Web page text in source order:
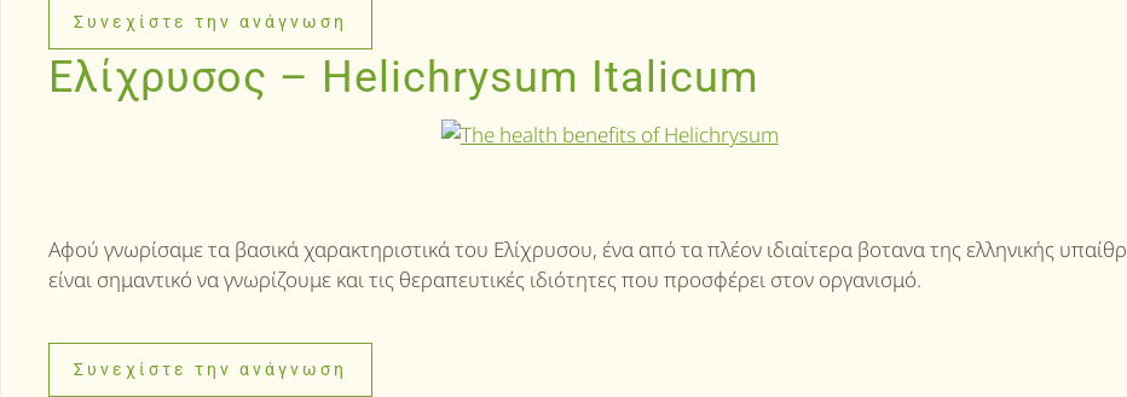
Συνεχίστε την ανάγνωση
Ελίχρυσος – Helichrysum Italicum
Αφού γνωρίσαμε τα βασικά χαρακτηριστικά του Ελίχρυσου, ένα από τα πλέον ιδιαίτερα βοτανα της ελληνικής
είναι σημαντικό να γνωρίζουμε και τις θεραπευτικές ιδιότητες που προσφέρει στον οργανισμό.
Συνεχίστε την ανάγνωση